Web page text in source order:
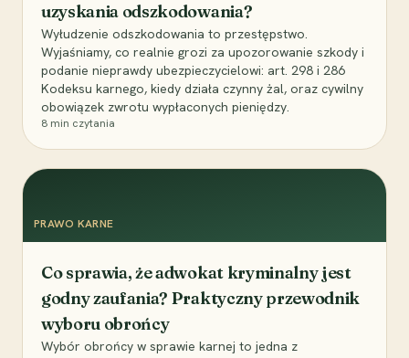
uzyskania odszkodowania?
Wyłudzenie odszkodowania to przestępstwo.
Wyjaśniamy, co realnie grozi za upozorowanie szkody i
podanie nieprawdy ubezpieczycielowi: art. 298 i 286
Kodeksu karnego, kiedy działa czynny żal, oraz cywilny
obowiązek zwrotu wypłaconych pieniędzy.
8 min czytania
PRAWO KARNE
Co sprawia, że adwokat kryminalny jest
godny zaufania? Praktyczny przewodnik
wyboru obrońcy
Wybór obrońcy w sprawie karnej to jedna z